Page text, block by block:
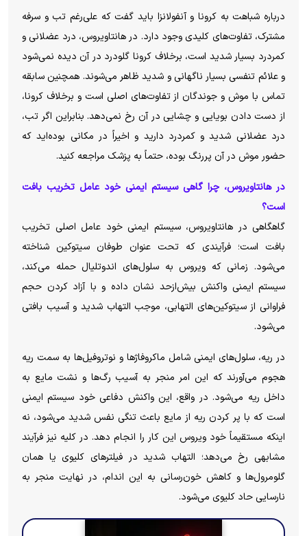
درباره شباهت به کرونا و آنفولانزا باید گفت که علی‌رغم تب و سرفه
مشترک، تفاوت‌های کلیدی وجود دارد. در هانتاویروس، درد عضلانی و
کمردرد بسیار شدید است، برخلاف کرونا گلودرد در آن دیده نمی‌شود
و علائم تنفسی بسیار ناگهانی و شدید ظاهر می‌شوند. همچنین سابقه
تماس با موش و جوندگان از تفاوت‌های اصلی است و برخلاف کرونا،
از دست دادن بویایی و چشایی در آن رخ نمی‌دهد. بنابراین اگر تب،
درد عضلانی شدید و کمردرد دارید و اخیراً در مکانی بوده‌اید که
حضور موش در آن پررنگ بوده، حتماً به پزشک مراجعه کنید.
در هانتاویروس، چرا گاهی سیستم ایمنی خود عامل تخریب بافت
است؟
گاهگاهی در هانتاویروس، سیستم ایمنی خود عامل اصلی تخریب
بافت است؛ فرآیندی که تحت عنوان طوفان سیتوکین شناخته
می‌شود. زمانی که ویروس به سلول‌های اندوتلیال حمله می‌کند،
سیستم ایمنی واکنش بیش‌ازحد نشان داده و با آزاد کردن حجم
فراوانی از سیتوکین‌های التهابی، موجب التهاب شدید و آسیب بافتی
می‌شود.
در ریه، سلول‌های ایمنی شامل ماکروفاژها و نوتروفیل‌ها به سمت ریه
هجوم می‌آورند که این امر منجر به آسیب رگ‌ها و نشت مایع به
داخل ریه می‌شود. در واقع، این واکنش دفاعی خود سیستم ایمنی
است که با پر کردن ریه از مایع باعث تنگی نفس شدید می‌شود، نه
اینکه مستقیماً خود ویروس این کار را انجام دهد. در کلیه نیز فرآیند
مشابهی رخ می‌دهد؛ التهاب شدید در فیلترهای کلیوی یا همان
گلومرول‌ها و کاهش خون‌رسانی به این اندام، در نهایت منجر به
نارسایی حاد کلیوی می‌شود.